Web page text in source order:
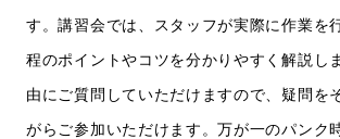
す。講習会では、スタッフが実際に作業を
程のポイントやコツを分かりやすく解説し
由にご質問していただけますので、疑問を
がらご参加いただけます。万が一のパンク